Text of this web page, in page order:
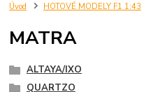
Úvod HOTOVÉ MODELY F1 1:43
MATRA
ALTAYA/IXO
QUARTZO